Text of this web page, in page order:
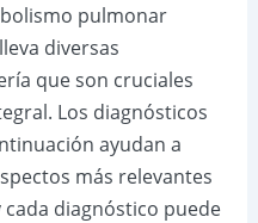
pulmonar
diversas
que son cruciales
Los diagnósticos
ayudan a
más relevantes
diagnóstico puede